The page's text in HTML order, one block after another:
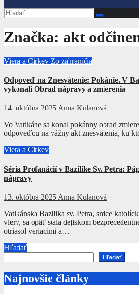
Značka: akt
Viera a Cirkev Zo zahraničia
Odpoveď na Znesvätenie: Pokánie. V
vykonali Obrad nápravy a zmierenia
14. októbra 2025Anna Kulanová
Vo Vatikáne sa konal pokánny obrad
odpoveďou na vážny akt znesvätenia, ku
Viera a Cirkev
Séria Profanácií v Bazilike Sv. Petra:
nápravy
13. októbra 2025 Anna Kulanová
Vatikánska Bazilika sv. Petra, srdce
viery, sa opäť stala dejiskom
otriasol veriacimi a…
Hľadať
Hľadať
Najnovšie články